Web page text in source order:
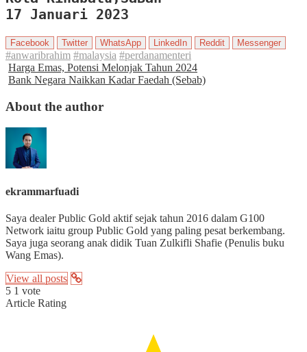
17 Januari 2023
Facebook Twitter WhatsApp LinkedIn Reddit Messenger
#anwaribrahim #malaysia #perdanamenteri
Harga Emas, Potensi Melonjak Tahun 2024
Bank Negara Naikkan Kadar Faedah (Sebab)
About the author
ekrammarfuadi
Saya dealer Public Gold aktif sejak tahun 2016 dalam G100
Network iaitu group Public Gold yang paling pesat berkembang.
Saya juga seorang anak didik Tuan Zulkifli Shafie (Penulis buku
Wang Emas).
View all posts
5 1 vote
Article Rating